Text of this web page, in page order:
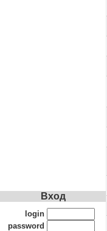
Вход
login
password